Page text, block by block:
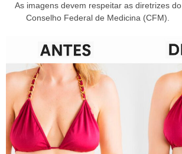
As imagens devem respeitar as diretrizes do
Conselho Federal de Medicina (CFM).